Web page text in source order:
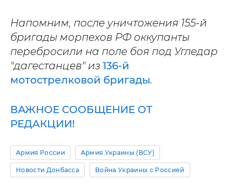
Напомним, после уничтожения 155-й
бригады морпехов РФ оккупанты
перебросили на поле боя под Угледар
"дагестанцев" из 136-й
мотострелковой бригады.
ВАЖНОЕ СООБЩЕНИЕ ОТ
РЕДАКЦИИ!
Армия России Армия Украины (ВСУ)
Новости Донбасса Война Украины с Россией